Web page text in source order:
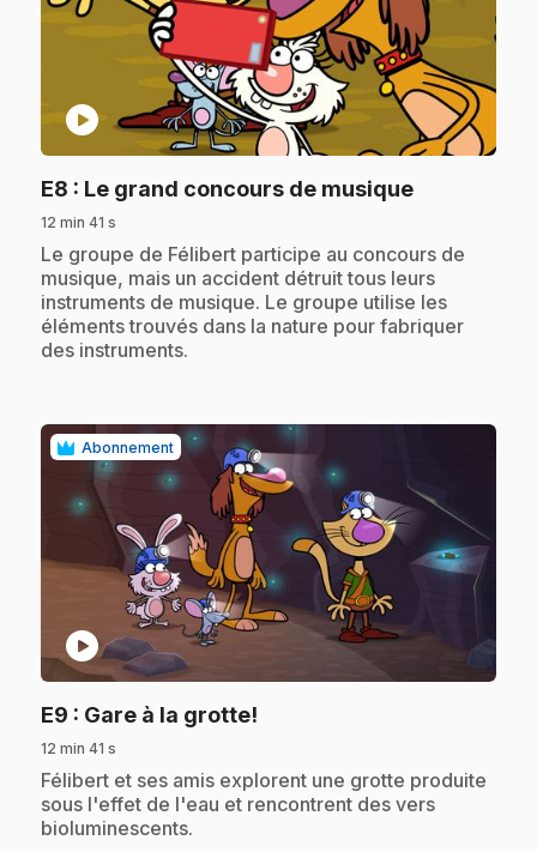
play_circle
E8 : Le grand concours de musique.
12 min 41 s
.Le groupe de Félibert participe au concours de
musique, mais un accident détruit tous leurs
instruments de musique. Le groupe utilise les
éléments trouvés dans la nature pour fabriquer
des instruments.
Abonnement
play_circle
E9 : Gare à la grotte!
12 min 41 s
.Félibert et ses amis explorent une grotte produite
sous l'effet de l'eau et rencontrent des vers
bioluminescents.